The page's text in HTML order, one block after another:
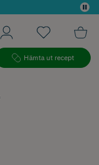
Hämta ut recept